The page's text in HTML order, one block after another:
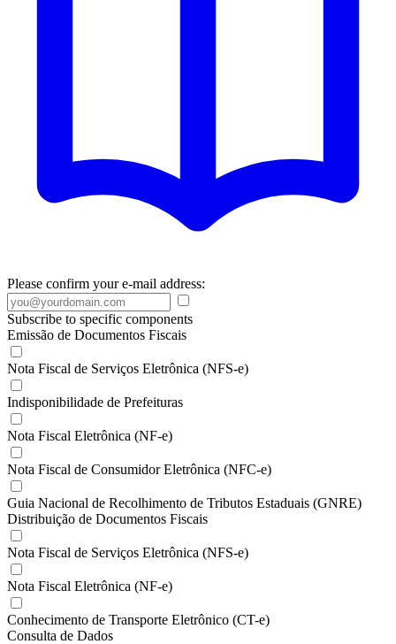
Please confirm your e-mail address:
Subscribe to specific components
Emissão de Documentos Fiscais
Nota Fiscal de Serviços Eletrônica (NFS-e)
Indisponibilidade de Prefeituras
Nota Fiscal Eletrônica (NF-e)
Nota Fiscal de Consumidor Eletrônica (NFC-e)
Guia Nacional de Recolhimento de Tributos Estaduais (GNRE)
Distribuição de Documentos Fiscais
Nota Fiscal de Serviços Eletrônica (NFS-e)
Nota Fiscal Eletrônica (NF-e)
Conhecimento de Transporte Eletrônico (CT-e)
Consulta de Dados